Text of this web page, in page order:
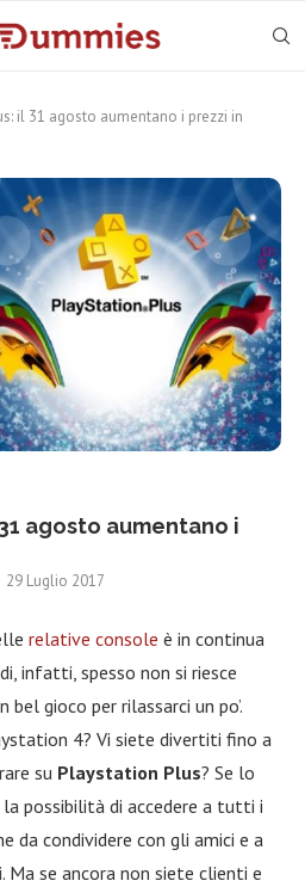
il 31 agosto aumentano i prezzi in
agosto aumentano i
29 Luglio 2017
relative console è in continua
infatti, spesso non si riesce
gioco per rilassarci un po’.
4? Vi siete divertiti fino a
su Playstation Plus? Se lo
possibilità di accedere a tutti i
da condividere con gli amici e a
se ancora non siete clienti e